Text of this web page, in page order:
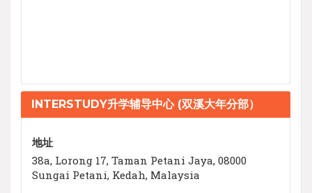
INTERSTUDY升学辅导中心 (双溪大年分部）
地址
38a, Lorong 17, Taman Petani Jaya, 08000
Sungai Petani, Kedah, Malaysia